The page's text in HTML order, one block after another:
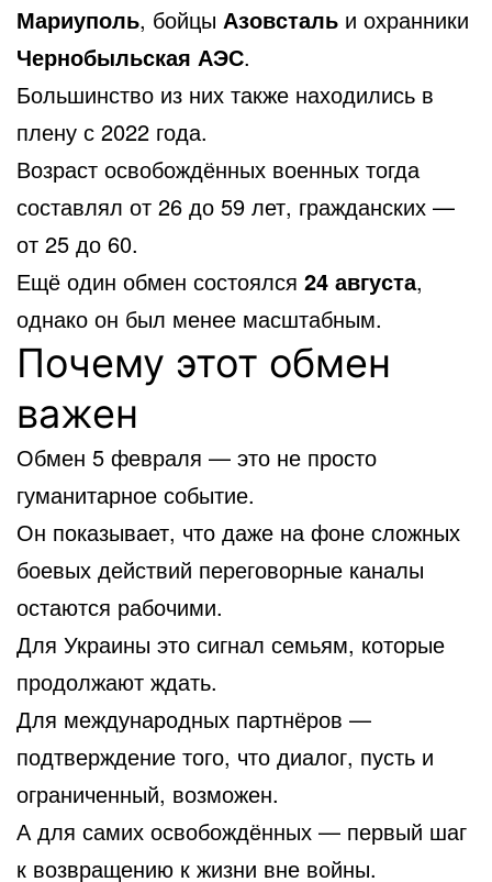
Мариуполь, бойцы Азовсталь и охранники
Чернобыльская АЭС.
Большинство из них также находились в
плену с 2022 года.
Возраст освобождённых военных тогда
составлял от 26 до 59 лет, гражданских —
от 25 до 60.
Ещё один обмен состоялся 24 августа,
однако он был менее масштабным.
Почему этот обмен
важен
Обмен 5 февраля — это не просто
гуманитарное событие.
Он показывает, что даже на фоне сложных
боевых действий переговорные каналы
остаются рабочими.
Для Украины это сигнал семьям, которые
продолжают ждать.
Для международных партнёров —
подтверждение того, что диалог, пусть и
ограниченный, возможен.
А для самих освобождённых — первый шаг
к возвращению к жизни вне войны.